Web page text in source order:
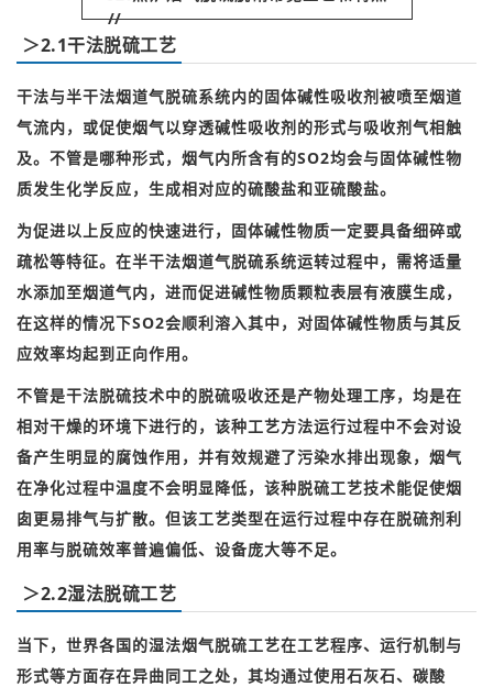
//
＞2.1干法脱硫工艺
干法与半干法烟道气脱硫系统内的固体碱性吸收剂被喷至烟道
气流内，或促使烟气以穿透碱性吸收剂的形式与吸收剂气相触
及。 不管是哪种形式，烟气内所含有的SO2均会与固体碱性物
质发生化学反应，生成相对应的硫酸盐和亚硫酸盐。
为促进以上反应的快速进行，固体碱性物质一定要具备细碎或
疏松等特征。 在半干法烟道气脱硫系统运转过程中，需将适量
水添加至烟道气内，进而促进碱性物质颗粒表层有液膜生成，
在这样的情况下SO2会顺利溶入其中，对固体碱性物质与其反
应效率均起到正向作用。
不管是干法脱硫技术中的脱硫吸收还是产物处理工序，均是在
相对干燥的环境下进行的，该种工艺方法运行过程中不会对设
备产生明显的腐蚀作用，并有效规避了污染水排出现象，烟气
在净化过程中温度不会明显降低，该种脱硫工艺技术能促使烟
囱更易排气与扩散。 但该工艺类型在运行过程中存在脱硫剂利
用率与脱硫效率普遍偏低、设备庞大等不足。
＞2.2湿法脱硫工艺
当下，世界各国的湿法烟气脱硫工艺在工艺程序、运行机制与
形式等方面存在异曲同工之处，其均通过使用石灰石、碳酸